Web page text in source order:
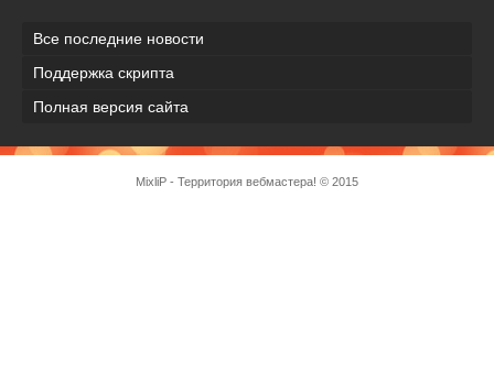
Все последние новости
Поддержка скрипта
Полная версия сайта
MixliP - Территория вебмастера! © 2015